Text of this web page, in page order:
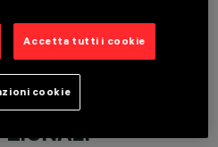
Accetta tutti i cookie
cookie